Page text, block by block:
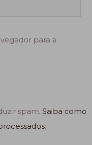
para a
spam.Saiba como
.